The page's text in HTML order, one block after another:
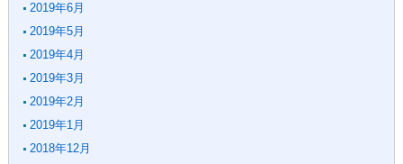
2019年6月
2019年5月
2019年4月
2019年3月
2019年2月
2019年1月
2018年12月